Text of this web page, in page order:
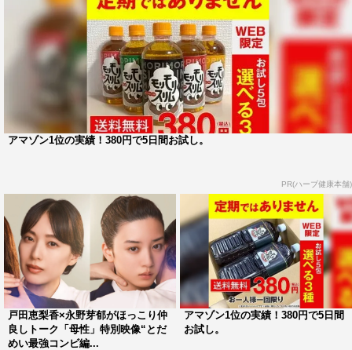
演女優賞を受賞した「白ゆき姫殺人事件」、またドラマ
『花の鎖』『夜行観覧車』『Nのために』『リバース』
『贖罪』など、多くの作品が映像化され、話題を集めてき
本作の映画化について湊は「映画化の話をいただいた際
は、限られた時間でどの部分を切り取るのだろうかと、少
切なところをすくい上げ、映画として膨らませていること
が分かり、安心しました」と語る。
そして、そんな湊作品の映画化を託されたのは、廣木監
督。1982年に映画監督デビューを飾り、国内外40以上の
映画祭で数々の賞を受賞した「ヴァイブレーター」（03）
をはじめ、「余命1ヶ月の花嫁」（09）、「軽蔑」
（11）、「さよなら歌舞伎町」（13）、「ナミヤ雑貨店
アマゾン1位の実績！380円で5日間お試し。
PR(ハーブ健康本舗)
戸田恵梨香×永野芽郁がほっこり仲
良しトーク「母性」特別映像“とだ
めい最強コンビ編...
アマゾン1位の実績！380円で5日間
お試し。